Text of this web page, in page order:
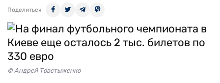
Поделиться
© Андрей Товстыженко